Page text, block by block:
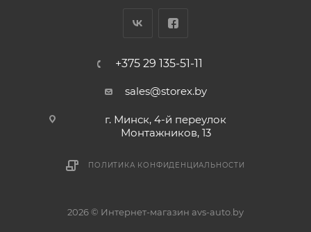
+375 29 135-51-11
sales@storex.by
г. Минск, 4-й переулок
Монтажников, 13
ПОЛИТИКА КОНФИДЕНЦИАЛЬНОСТИ
2026 © Интернет-магазин avs-auto.by